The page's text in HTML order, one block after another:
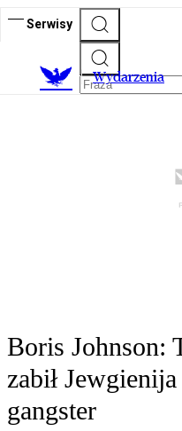
Serwisy
Wydarzenia
Boris Johnson:
zabił
gangster